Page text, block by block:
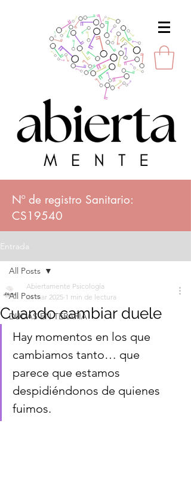
Nº de registro Sanitario:
CS19540
Av. de Portugal 3, Bajo Izquierda,
Entrada
All Posts
DUDAS EN TERAPIA
All Posts
Cuando cambiar duele
Abiertamente Psicología
24 mar 2025 1 min de lectura
Hay momentos en los que
cambiamos tanto… que
parece que estamos
despidiéndonos de quienes
fuimos.